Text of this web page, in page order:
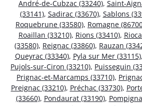
André-de-Cubzac (33240), Saint-
(33141), Sadirac (33670), Sablons
Roquebrune (33580), Romagne
Roaillan (33210), Rions (33410),
(33580), Reignac (33860), Rauzan
Queyrac (33340), Pyla sur Mer (33115),
Pujols-sur-Ciron (33210), Puisseguin
Prignac-et-Marcamps (33710),
Preignac (33210), Préchac (33730),
(33660), Pondaurat (33190),